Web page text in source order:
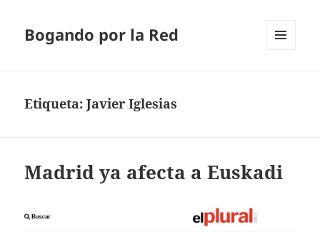
Bogando por la Red
Etiqueta:Javier Iglesias
Madrid ya afecta a Euskadi